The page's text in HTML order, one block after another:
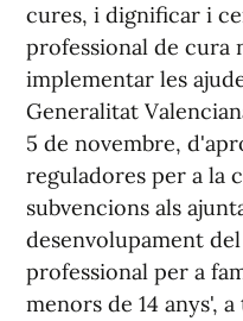
cures, i dignificar i
professional de cura
implementar les
Generalitat
5 de novembre,
reguladores per a la
subvencions als
desenvolupament
professional per a
menors de 14 anys',